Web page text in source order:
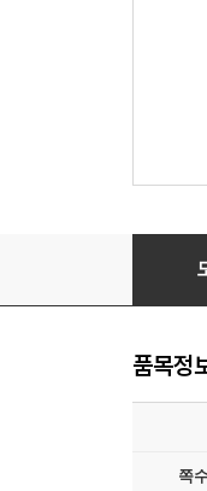
스무 살
품목정
쪽